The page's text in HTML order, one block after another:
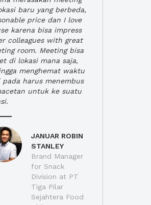
baru yang berbeda,
price dan I love
karena bisa impress
colleagues with great
room. Meeting bisa
di lokasi mana saja,
menghemat waktu
pada harus menembus
untuk ke suatu
JANUAR ROBIN
STANLEY
Brand Manager
for Snack
Division at PT
Tiga Pilar
Sejahtera Food